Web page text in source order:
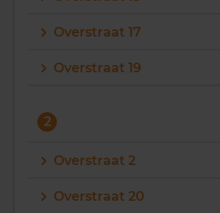
Maandag t/m vrijdag - 08:00 -18:00
Overstraat 17
Overstraat 19
2
Overstraat 2
Overstraat 20